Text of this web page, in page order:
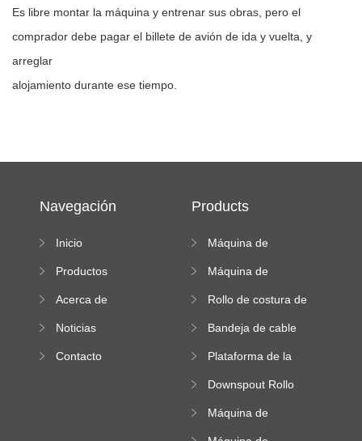
Es libre montar la máquina y entrenar sus obras, pero el
comprador debe pagar el billete de avión de ida y vuelta, y
arreglar
alojamiento durante ese tiempo.
Navegación
Inicio
Productos
Acerca de
Noticias
Contacto
Products
Máquina de
de doble capa
Máquina de
Rollo de costura de
máquina
Bandeja de cable
Machine
Plataforma de la
formación de
altitud
Downspout Rollo
máquina
Máquina de